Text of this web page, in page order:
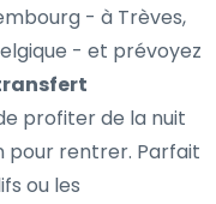
- à Trèves,
- et prévoyez
profiter de la nuit
pour rentrer. Parfait
ou les